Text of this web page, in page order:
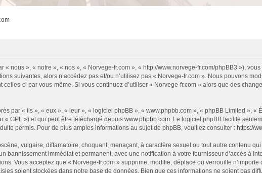
« nous », « notre », « nos », « Norvege-fr.com », « http://www.norvege-fr.com/phpBB3 »),
suivantes, alors n’accédez pas et/ou n’utilisez pas « Norvege-fr.com ». Nous pouvons
ci par vous-même. Si vous continuez d’utiliser « Norvege-fr.com » alors que des
par « ils », « eux », « leur », « logiciel phpBB », « www.phpbb.com », « phpBB Limited »,
« GPL ») et qui peut être téléchargé depuis www.phpbb.com. Le logiciel phpBB facilite
permis. Pour de plus amples informations au sujet de phpBB, veuillez consulter : https://
vulgaire, diffamatoire, choquant, menaçant, à caractère sexuel ou tout autre contenu
bannissement immédiat et permanent, avec une notification à votre fournisseur d’accès à
Vous acceptez que « Norvege-fr.com » supprime, modifie, déplace ou verrouille
soient stockées dans notre base de données. Bien que ces informations ne soient pas